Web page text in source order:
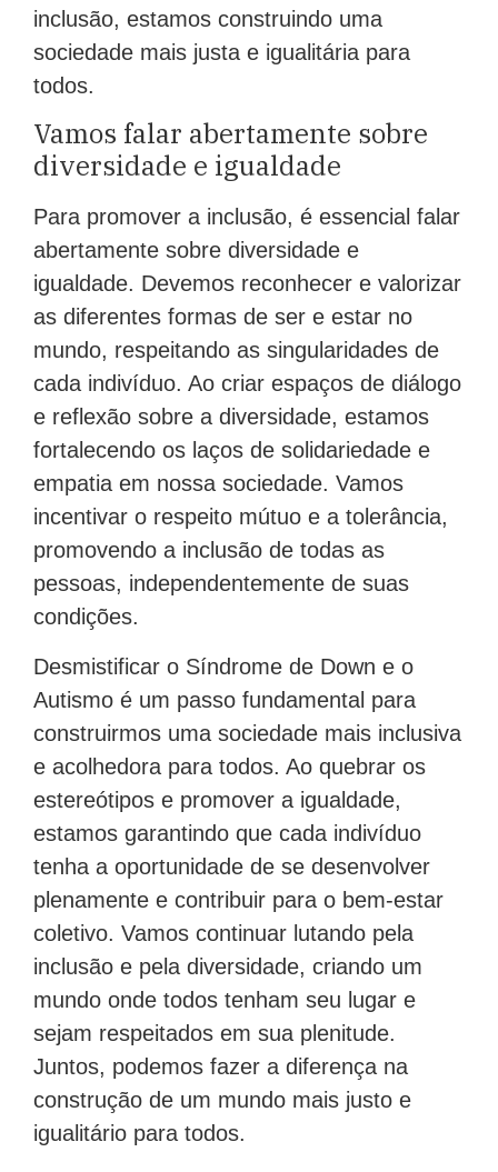
inclusão, estamos construindo uma
sociedade mais justa e igualitária para
todos.
Vamos falar abertamente sobre
diversidade e igualdade
Para promover a inclusão, é essencial falar
abertamente sobre diversidade e
igualdade. Devemos reconhecer e valorizar
as diferentes formas de ser e estar no
mundo, respeitando as singularidades de
cada indivíduo. Ao criar espaços de diálogo
e reflexão sobre a diversidade, estamos
fortalecendo os laços de solidariedade e
empatia em nossa sociedade. Vamos
incentivar o respeito mútuo e a tolerância,
promovendo a inclusão de todas as
pessoas, independentemente de suas
condições.
Desmistificar o Síndrome de Down e o
Autismo é um passo fundamental para
construirmos uma sociedade mais inclusiva
e acolhedora para todos. Ao quebrar os
estereótipos e promover a igualdade,
estamos garantindo que cada indivíduo
tenha a oportunidade de se desenvolver
plenamente e contribuir para o bem-estar
coletivo. Vamos continuar lutando pela
inclusão e pela diversidade, criando um
mundo onde todos tenham seu lugar e
sejam respeitados em sua plenitude.
Juntos, podemos fazer a diferença na
construção de um mundo mais justo e
igualitário para todos.